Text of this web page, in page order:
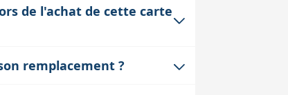
et de schéma complique
de l'achat de cette carte
exact, le fournisseur peut
remplacement ?